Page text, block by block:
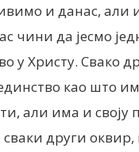
и данас, али
да јесмо
у Христу. Свако
као што
али има и
други